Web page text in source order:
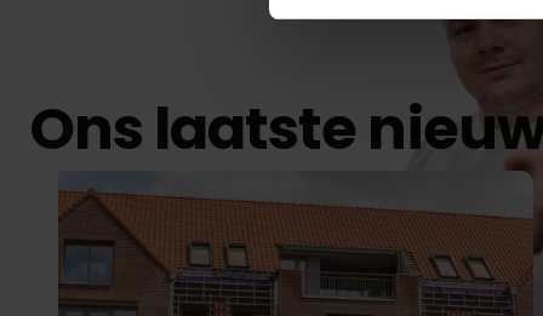
Ons laatste